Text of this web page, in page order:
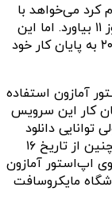
کرد می‌خواهد با
اپ‌استور آمازون اپ‌های اندرویدی را به ویندوز ۱۱ بیاورد. اما این
زیرسیستم ویندوز در تاریخ ۱۵ اسفند سال ۲۰۲۵ به پایان کار خود
آمازون استفاده
کار این سرویس
توانایی دانلود
کردن اپ یا بازی جدیدی نخواهید داشت. همچنین از تاریخ ۱۶
به جست‌وجوی اپ‌استور آمازون
مایکروسافت